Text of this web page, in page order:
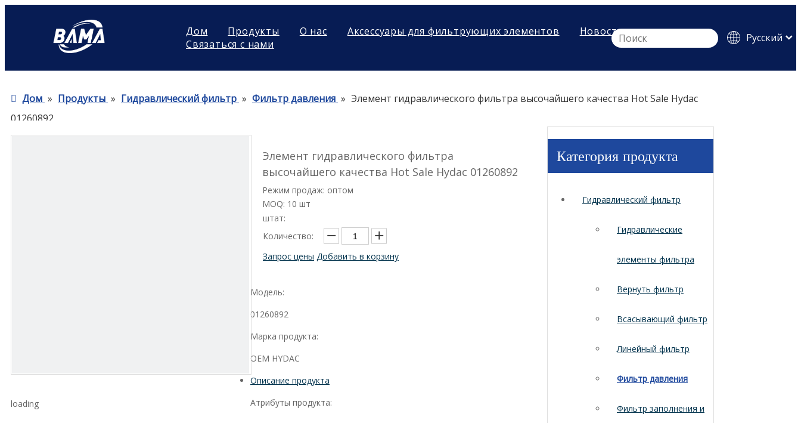
Дом Продукты О нас Аксессуары для фильтрующих элементов
Новости
Связаться с нами
Pусский
Дом » Продукты » Гидравлический фильтр » Фильтр давления » Элемент гидравлического фильтра высочайшего качества Hot Sale Hydac
01260892
loading
Элемент гидравлического фильтра
высочайшего качества Hot Sale Hydac 01260892
Режим продаж: оптом
MOQ: 10 шт
штат:
Количество:
Запрос цены Добавить в корзину
Модель:
01260892
Марка продукта:
OEM HYDAC
Описание продукта
Атрибуты продукта:
Категория продукта
Гидравлический фильтр
Гидравлические
элементы фильтра
Вернуть фильтр
Всасывающий фильтр
Линейный фильтр
Фильтр давления
Фильтр заполнения и